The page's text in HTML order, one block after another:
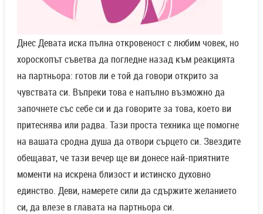
Днес Девата иска пълна откровеност с любим човек, но
хороскопът съветва да погледне назад към реакцията
на партньора: готов ли е той да говори открито за
чувствата си. Въпреки това е напълно възможно да
започнете със себе си и да говорите за това, което ви
притеснява или радва. Тази проста техника ще помогне
на вашата сродна душа да отвори сърцето си. Звездите
обещават, че тази вечер ще ви донесе най-приятните
моменти на искрена близост и истинско духовно
единство. Деви, намерете сили да сдържите желанието
си, да влезе в главата на партньора си.